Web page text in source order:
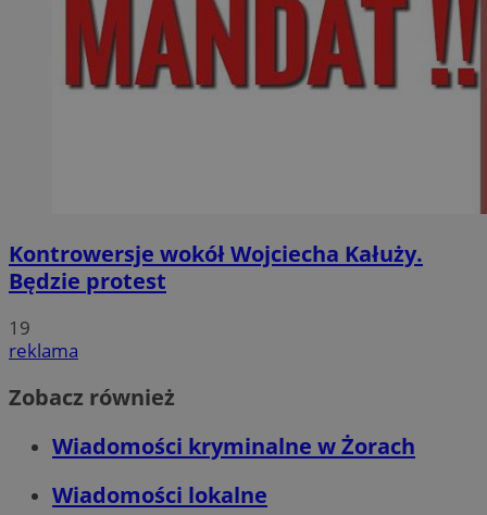
Kontrowersje wokół Wojciecha Kałuży.
Będzie protest
19
reklama
Zobacz również
Wiadomości kryminalne w Żorach
Wiadomości lokalne